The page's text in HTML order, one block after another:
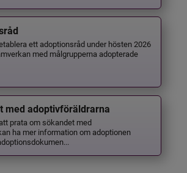
ett adoptionsråd under hösten 2026
med målgrupperna adopterade
med adoptivföräldrarna
prata om sökandet med
ha mer information om adoptionen